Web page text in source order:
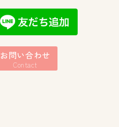
お問い合わせ
Contact